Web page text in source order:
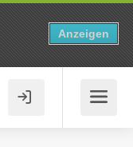
Anzeigen